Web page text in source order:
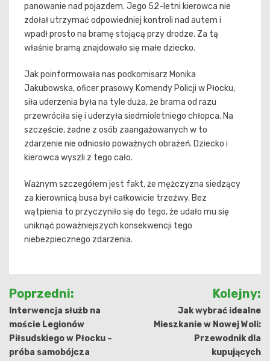
panowanie nad pojazdem. Jego 52-letni kierowca nie
zdołał utrzymać odpowiedniej kontroli nad autem i
wpadł prosto na bramę stojącą przy drodze. Za tą
właśnie bramą znajdowało się małe dziecko.
Jak poinformowała nas podkomisarz Monika
Jakubowska, oficer prasowy Komendy Policji w Płocku,
siła uderzenia była na tyle duża, że brama od razu
przewróciła się i uderzyła siedmioletniego chłopca. Na
szczęście, żadne z osób zaangażowanych w to
zdarzenie nie odniosło poważnych obrażeń. Dziecko i
kierowca wyszli z tego cało.
Ważnym szczegółem jest fakt, że mężczyzna siedzący
za kierownicą busa był całkowicie trzeźwy. Bez
wątpienia to przyczyniło się do tego, że udało mu się
uniknąć poważniejszych konsekwencji tego
niebezpiecznego zdarzenia.
Nawigacja
wpisu
Poprzedni:
Interwencja służb na
moście Legionów
Piłsudskiego w Płocku –
próba samobójcza
Kolejny:
Jak wybrać idealne
Mieszkanie w Nowej Woli:
Przewodnik dla
kupujących